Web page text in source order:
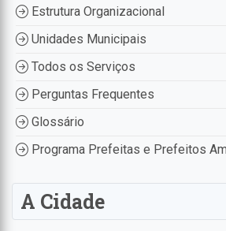
Estrutura Organizacional
Unidades Municipais
Todos os Serviços
Perguntas Frequentes
Glossário
Programa Prefeitas e Prefeitos
A Cidade